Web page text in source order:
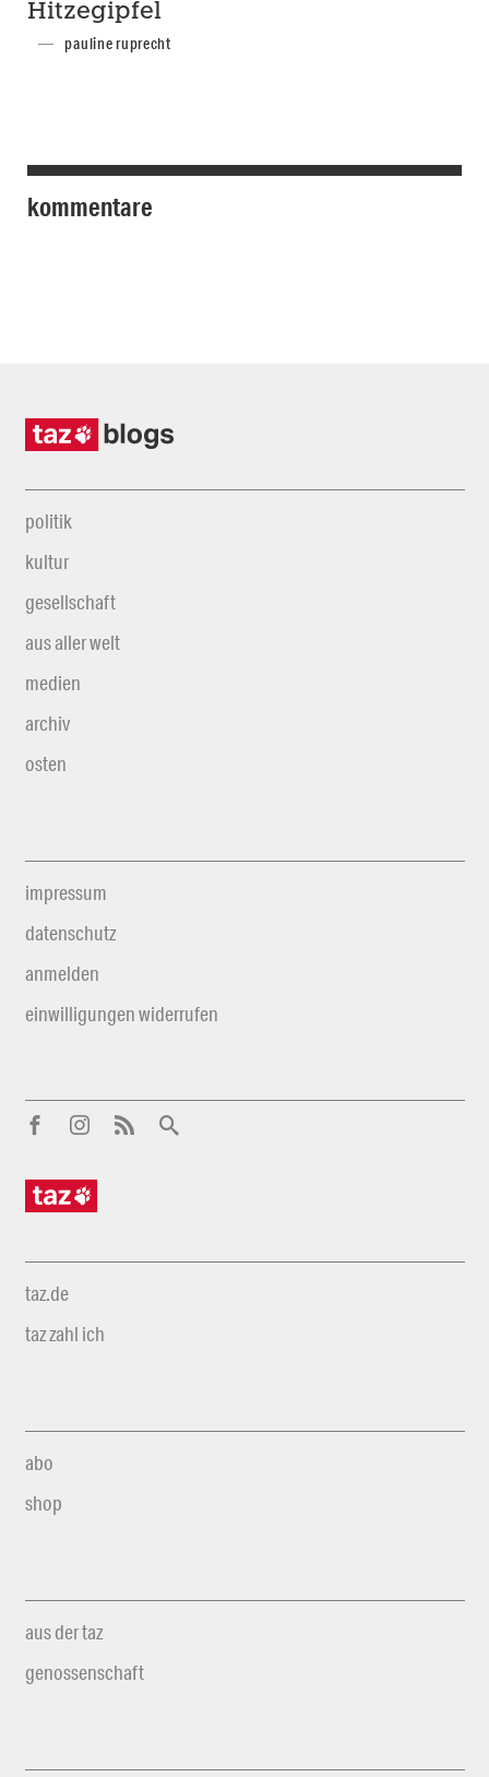
Hitzegipfel
pauline ruprecht
kommentare
politik
kultur
gesellschaft
aus aller welt
medien
archiv
osten
impressum
datenschutz
anmelden
einwilligungen widerrufen
taz.de
taz zahl ich
abo
shop
aus der taz
genossenschaft